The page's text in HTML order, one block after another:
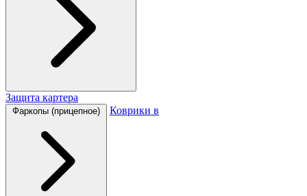
Защита картера
Фаркопы (прицепное) Коврики в